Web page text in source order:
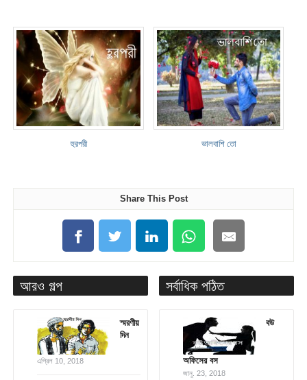
হুরপরী ভালবাশি তো
Share This Post
আরও গল্প
স্মরণীয়
দিন
এপ্রিল 10, 2018
সর্বাধিক পঠিত
বউ
অফিসের বস
জানু. 23, 2018